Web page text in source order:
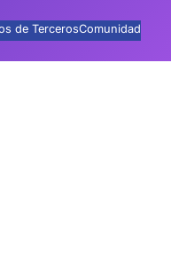
de TercerosComunidad